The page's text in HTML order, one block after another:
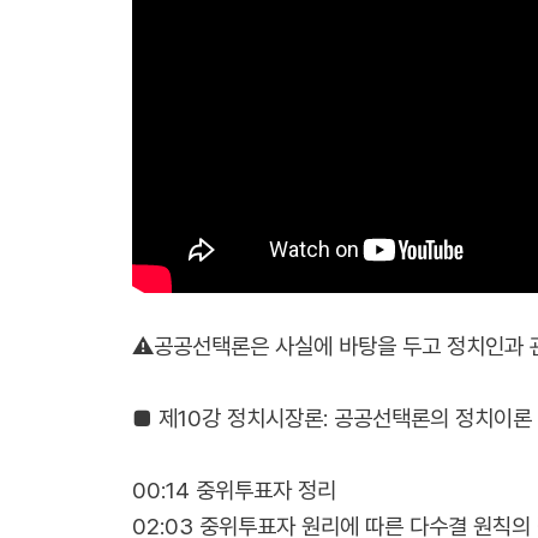
⚠︎공공선택론은 사실에 바탕을 두고 정치인과
■ 제10강 정치시장론: 공공선택론의 정치이론
00:14 중위투표자 정리
02:03 중위투표자 원리에 따른 다수결 원칙의